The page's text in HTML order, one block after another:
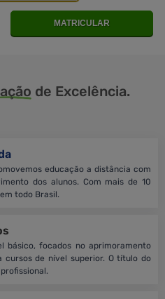
MATRICULAR
de Excelência.
educação a distância com
dos alunos. Com mais de 10
todo Brasil.
básico, focados no aprimoramento
cursos de nível superior. O título do